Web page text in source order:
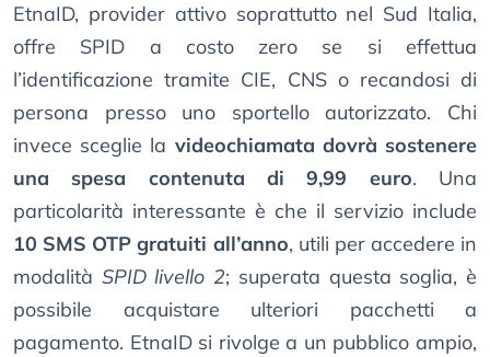
EtnaID, provider attivo soprattutto nel Sud Italia,
offre SPID a costo zero se si effettua
l’identificazione tramite CIE, CNS o recandosi di
persona presso uno sportello autorizzato. Chi
invece sceglie la videochiamata dovrà sostenere
una spesa contenuta di 9,99 euro. Una
particolarità interessante è che il servizio include
10 SMS OTP gratuiti all’anno, utili per accedere in
modalità SPID livello 2; superata questa soglia, è
possibile acquistare ulteriori pacchetti a
pagamento. EtnaID si rivolge a un pubblico ampio,